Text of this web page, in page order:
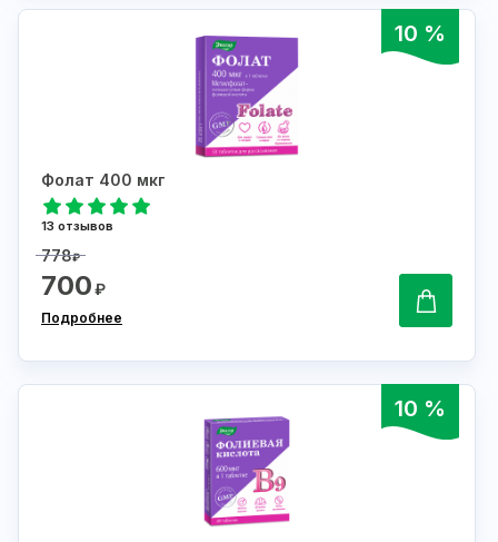
10 %
Фолат 400 мкг
13 отзывов
778₽
700₽
Подробнее
10 %